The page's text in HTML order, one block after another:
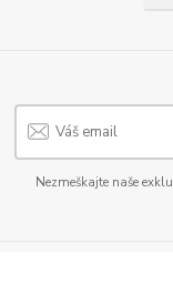
Nezmeškajte naše